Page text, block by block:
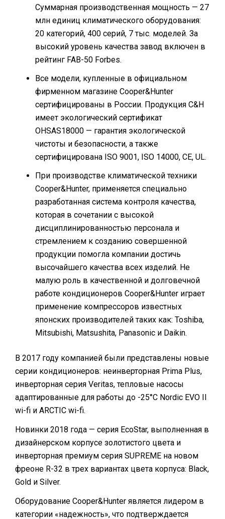
Cуммарная производственная мощность — 27
млн единиц климатического оборудования:
20 категорий, 400 серий, 7 тыс. моделей. За
высокий уровень качества завод включен в
рейтинг FAB-50 Forbes.
Все модели, купленные в официальном
фирменном магазине Cooper&Hunter
сертифицированы в России. Продукция С&H
имеет экологический сертификат
OHSAS18000 — гарантия экологической
чистоты и безопасности, а также
сертифицирована ISO 9001, ISO 14000, CE, UL.
При производстве климатической техники
Cooper&Hunter, применяется специально
разработанная система контроля качества,
которая в сочетании с высокой
дисциплинированностью персонала и
стремлением к созданию совершенной
продукции помогла компании достичь
высочайшего качества всех изделий. Не
малую роль в качественной и долговечной
работе кондиционеров Cooper&Hunter играет
применение компрессоров известных
японских производителей таких как: Toshiba,
Mitsubishi, Matsushita, Panasonic и Daikin.
В 2017 году компанией были представлены новые
серии кондиционеров: неинверторная Prima Plus,
инверторная серия Veritas, тепловые насосы
адаптированные для работы до -25°C Nordic EVO II
wi-fi и ARCTIC wi-fi.
Новинки 2018 года — серия EcoStar, выполненная в
дизайнерском корпусе золотистого цвета и
инверторная премиум серия SUPREME на новом
фреоне R-32 в трех вариантах цвета корпуса: Black,
Gold и Silver.
Оборудование Cooper&Hunter является лидером в
категории «надежность», что подтверждается